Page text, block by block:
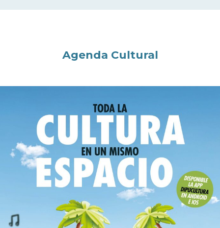
Agenda Cultural